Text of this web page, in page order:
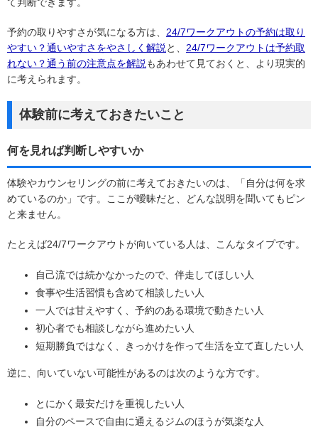
予約の取りやすさが気になる方は、 24/7ワークアウトの予約は取り
やすい？通いやすさをやさしく解説 と、 24/7ワークアウトは予約取
れない？通う前の注意点を解説 もあわせて見ておくと、より現実的
に考えられます。
体験前に考えておきたいこと
何を見れば判断しやすいか
体験やカウンセリングの前に考えておきたいのは、「自分は何を求
めているのか」です。ここが曖昧だと、どんな説明を聞いてもピン
と来ません。
たとえば24/7ワークアウトが向いている人は、こんなタイプです。
自己流では続かなかったので、伴走してほしい人
食事や生活習慣も含めて相談したい人
一人では甘えやすく、予約のある環境で動きたい人
初心者でも相談しながら進めたい人
短期勝負ではなく、きっかけを作って生活を立て直したい人
逆に、向いていない可能性があるのは次のような方です。
とにかく最安だけを重視したい人
自分のペースで自由に通えるジムのほうが気楽な人